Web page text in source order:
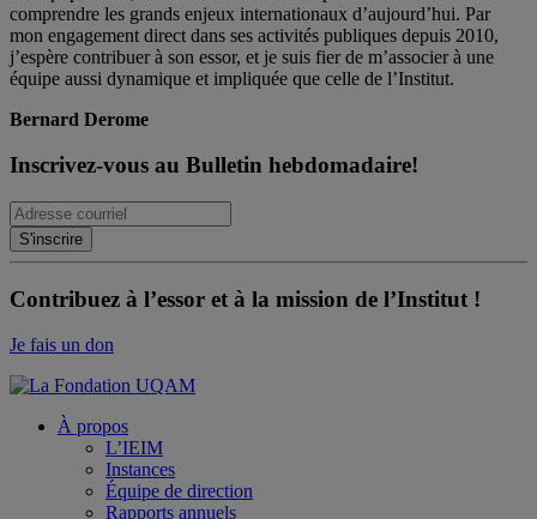
comprendre les grands enjeux internationaux d’aujourd’hui. Par
mon engagement direct dans ses activités publiques depuis 2010,
j’espère contribuer à son essor, et je suis fier de m’associer à une
équipe aussi dynamique et impliquée que celle de l’Institut.
Bernard Derome
Inscrivez-vous au Bulletin hebdomadaire!
Contribuez à l’essor et à la mission de l’Institut !
Je fais un don
À propos
L’IEIM
Instances
Équipe de direction
Rapports annuels